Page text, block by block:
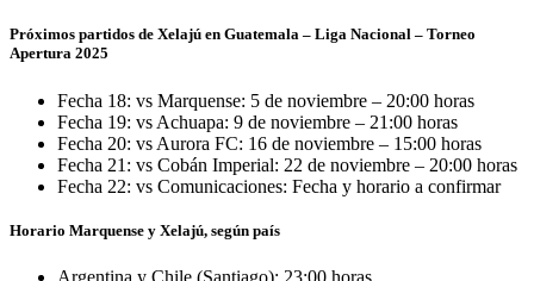
Próximos partidos de Xelajú en Guatemala – Liga Nacional – Torneo
Apertura 2025
Fecha 18: vs Marquense: 5 de noviembre – 20:00 horas
Fecha 19: vs Achuapa: 9 de noviembre – 21:00 horas
Fecha 20: vs Aurora FC: 16 de noviembre – 15:00 horas
Fecha 21: vs Cobán Imperial: 22 de noviembre – 20:00 horas
Fecha 22: vs Comunicaciones: Fecha y horario a confirmar
Horario Marquense y Xelajú, según país
Argentina y Chile (Santiago): 23:00 horas